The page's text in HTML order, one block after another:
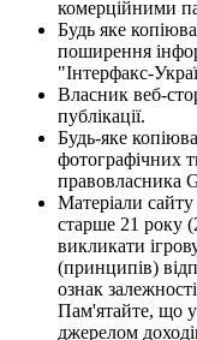
комерційними
Будь яке
поширення
"Інтерфакс-
Власник веб-
публікації.
Будь-яке
фотографічних
правовласника
Матеріали
старше 21 року
викликати
(принципів)
ознак
Пам'ятайте, що
джерелом